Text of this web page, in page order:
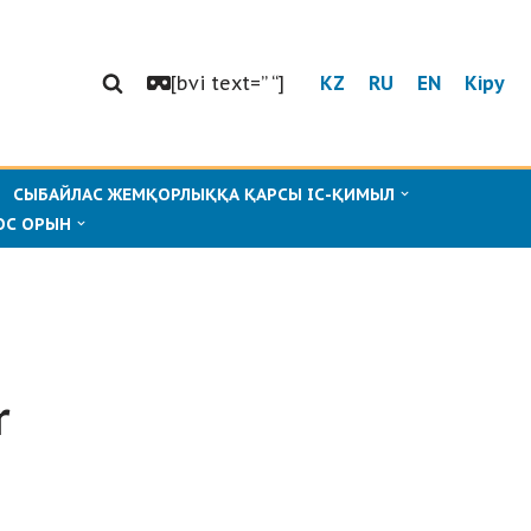
[bvi text=” “] KZ RU EN Кіру
СЫБАЙЛАС ЖЕМҚОРЛЫҚҚА ҚАРСЫ ІС-ҚИМЫЛ
ОРЫН